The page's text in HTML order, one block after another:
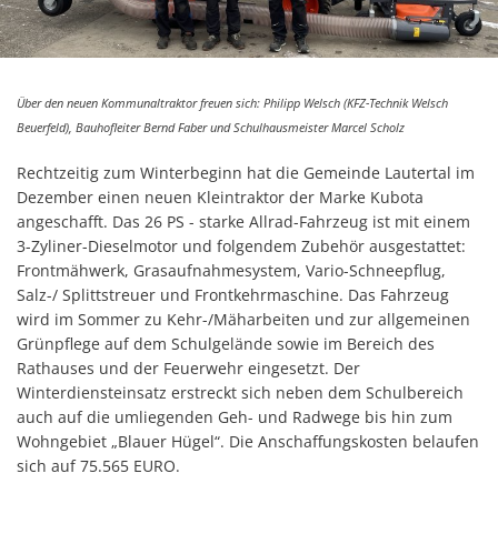
Kommunenfunk
Konsumverbot von Cannabis
Kommunalwahl 2026
Über den neuen Kommunaltraktor freuen sich: Philipp Welsch (KFZ-Technik Welsch
Beuerfeld), Bauhofleiter Bernd Faber und Schulhausmeister Marcel Scholz
Rechtzeitig zum Winterbeginn hat die Gemeinde Lautertal im
Dezember einen neuen Kleintraktor der Marke Kubota
angeschafft. Das 26 PS - starke Allrad-Fahrzeug ist mit einem
3-Zyliner-Dieselmotor und folgendem Zubehör ausgestattet:
Frontmähwerk, Grasaufnahmesystem, Vario-Schneepflug,
Salz-/ Splittstreuer und Frontkehrmaschine. Das Fahrzeug
wird im Sommer zu Kehr-/Mäharbeiten und zur allgemeinen
Grünpflege auf dem Schulgelände sowie im Bereich des
Rathauses und der Feuerwehr eingesetzt. Der
Winterdiensteinsatz erstreckt sich neben dem Schulbereich
auch auf die umliegenden Geh- und Radwege bis hin zum
Wohngebiet „Blauer Hügel“. Die Anschaffungskosten belaufen
sich auf 75.565 EURO.